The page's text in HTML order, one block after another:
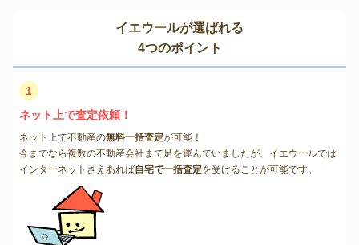
イエウールが選ばれる
4つのポイント
1
ネット上で査定依頼！
ネット上で不動産の無料一括査定が可能！
今までなら複数の不動産会社まで足を運んでいましたが、イエウールでは
インターネットさえあれば自宅で一括査定を受けることが可能です。